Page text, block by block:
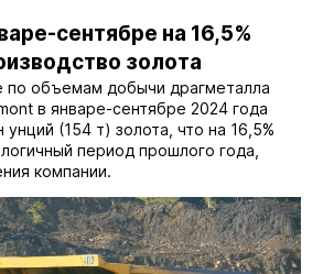
сентябре на 16,5%
золота
по объемам добычи драгметалла
в январе-сентябре 2024 года
(154 т) золота, что на 16,5%
период прошлого года,
компании.